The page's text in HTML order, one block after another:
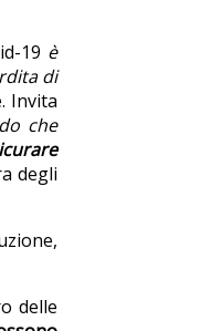
19 è
di
Invita
che
degli
delle